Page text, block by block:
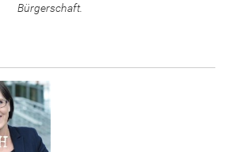
Bürgerschaft.